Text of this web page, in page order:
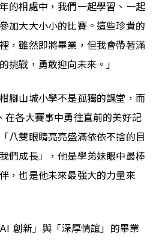
的相處中，我們一起學習、一起
加大大小小的比賽。這些珍貴的
，雖然即將畢業，但我會帶著滿
挑戰，勇敢迎向未來。」
腳山城小學不是孤獨的課堂，而
在各大賽事中勇往直前的美好記
八雙眼睛亮亮盛滿依依不捨的目
們成長」，他是學弟妹眼中最棒
，也是他未來最強大的力量來
創新」與「深厚情誼」的畢業